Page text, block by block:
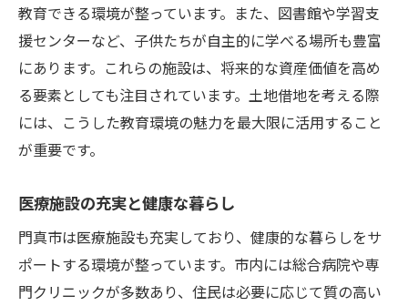
教育できる環境が整っています。また、図書館や学習支
援センターなど、子供たちが自主的に学べる場所も豊富
にあります。これらの施設は、将来的な資産価値を高め
る要素としても注目されています。土地借地を考える際
には、こうした教育環境の魅力を最大限に活用すること
が重要です。
医療施設の充実と健康な暮らし
門真市は医療施設も充実しており、健康的な暮らしをサ
ポートする環境が整っています。市内には総合病院や専
門クリニックが多数あり、住民は必要に応じて質の高い